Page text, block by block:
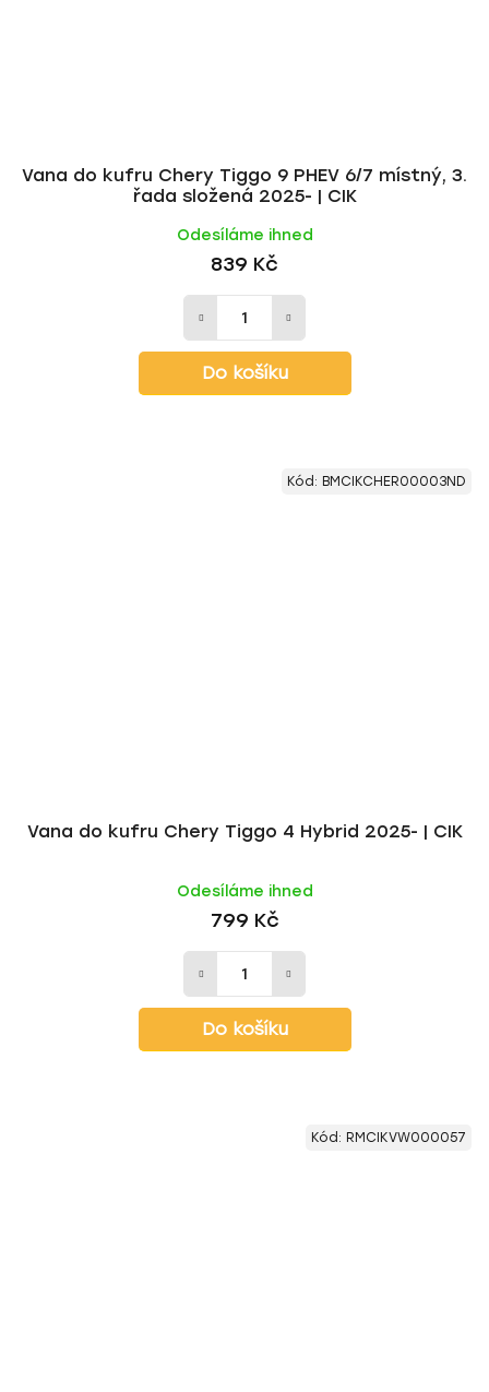
Vana do kufru Chery Tiggo 9 PHEV 6/7 místný, 3.
řada složená 2025- | CIK
Odesíláme ihned
839 Kč
Do košíku
Vana do kufru Chery Tiggo 4 Hybrid 2025- | CIK
Odesíláme ihned
799 Kč
Do košíku
Kód: BMCIKCHER00003ND
Kód: RMCIKVW000057